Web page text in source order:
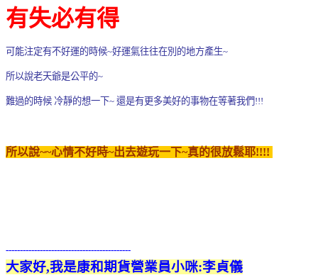
有失必有得
可能注定有不好運的時候~好運氣往往在別的地方產生~
所以說老天爺是公平的~
難過的時候 冷靜的想一下~ 還是有更多美好的事物在等著我們!!!
所以說~~心情不好時~出去遊玩一下~真的很放鬆耶!!!!
--------------------------------------------
大家好,我是康和期貨營業員小咪:李貞儀